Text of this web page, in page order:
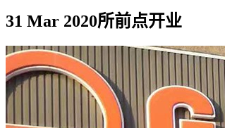
31 Mar 2020所前点开业